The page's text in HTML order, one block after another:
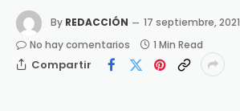
By REDACCIÓN
17 septiembre, 2021
No hay comentarios
1 Min Read
Compartir